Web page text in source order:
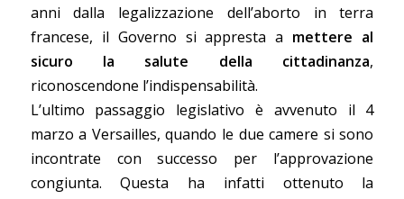
anni dalla legalizzazione dell’aborto in terra
francese, il Governo si appresta a mettere al
sicuro la salute della cittadinanza,
riconoscendone l’indispensabilità.
L’ultimo passaggio legislativo è avvenuto il 4
marzo a Versailles, quando le due camere si sono
incontrate con successo per l’approvazione
congiunta. Questa ha infatti ottenuto la